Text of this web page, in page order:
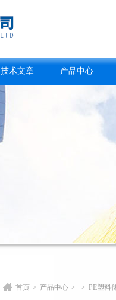
技术文章 产品中心
首页 > 产品中心 > > PE塑料